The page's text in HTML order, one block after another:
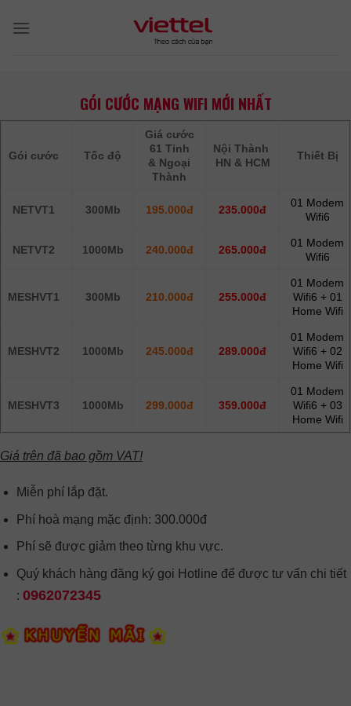
GÓI CƯỚC MẠNG WIFI MỚI NHẤT
Gói cước Tốc độ
Giá cước
61 Tỉnh
& Ngoại
Thành
Nội Thành
HN & HCM
Thiết Bị
NETVT1 300Mb 195.000đ 235.000đ
01 Modem
Wifi6
NETVT2 1000Mb 240.000đ 265.000đ
01 Modem
Wifi6
MESHVT1 300Mb 210.000đ 255.000đ
01 Modem
Wifi6 + 01
Home Wifi
MESHVT2 1000Mb 245.000đ 289.000đ
01 Modem
Wifi6 + 02
Home Wifi
MESHVT3 1000Mb 299.000đ 359.000đ
01 Modem
Wifi6 + 03
Home Wifi
Giá trên đã bao gồm VAT!
Miễn phí lắp đặt.
Phí hoà mạng mặc định: 300.000đ
Phí sẽ được giảm theo từng khu vực.
Quý khách hàng đăng ký gọi Hotline để được tư vấn chi tiết
: 0962072345